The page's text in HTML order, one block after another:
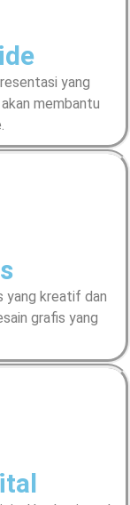
yang
membantu
yang kreatif dan
grafis yang